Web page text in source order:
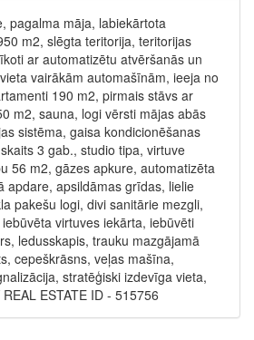
pagalma māja, labiekārtota
m2, slēgta teritorija, teritorijas
ar automatizētu atvēršanās un
vairākām automašīnām, ieeja no
190 m2, pirmais stāvs ar
m2, sauna, logi vērsti mājas abās
sistēma, gaisa kondicionēšanas
3 gab., studio tipa, virtuve
56 m2, gāzes apkure, automatizēta
apdare, apsildāmas grīdas, lielie
pakešu logi, divi sanitārie mezgli,
virtuves iekārta, iebūvēti
ledusskapis, trauku mazgājamā
cepeškrāsns, veļas mašīna,
stratēģiski izdevīga vieta,
ESTATE ID - 515756